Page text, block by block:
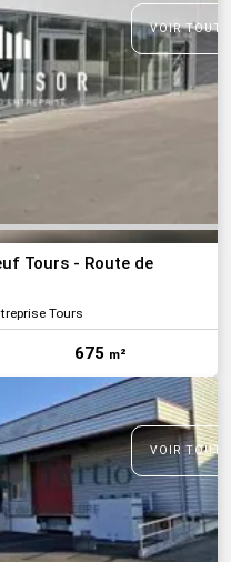
VOIR
Tours - Route de
Tours
675 m²
VOIR